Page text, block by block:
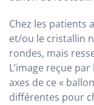
Chez les patients
et/ou le cristallin
rondes, mais
L’image reçue
axes de ce «
différentes pour